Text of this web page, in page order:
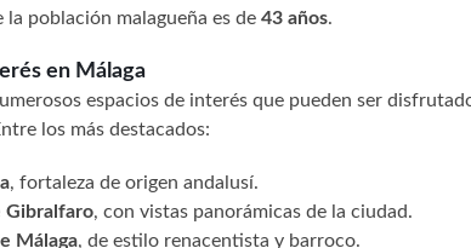
la población malagueña es de 43 años.
en Málaga
espacios de interés que pueden ser
los más destacados:
, fortaleza de origen andalusí.
Gibralfaro, con vistas panorámicas de la ciudad.
Málaga, de estilo renacentista y barroco.